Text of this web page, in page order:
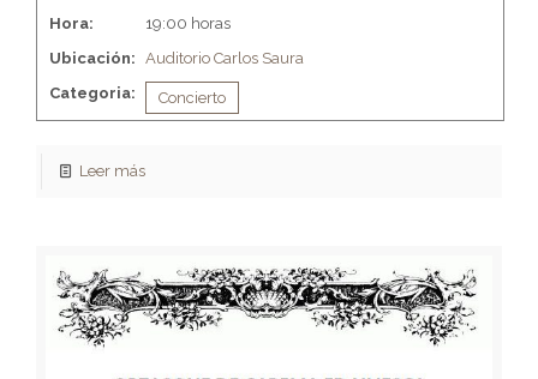
Hora:
19:00 horas
Ubicación: Auditorio Carlos Saura
Categoria:
Concierto
Leer más